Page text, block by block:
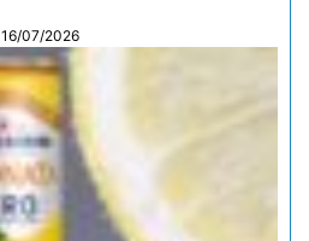
16/07/2026